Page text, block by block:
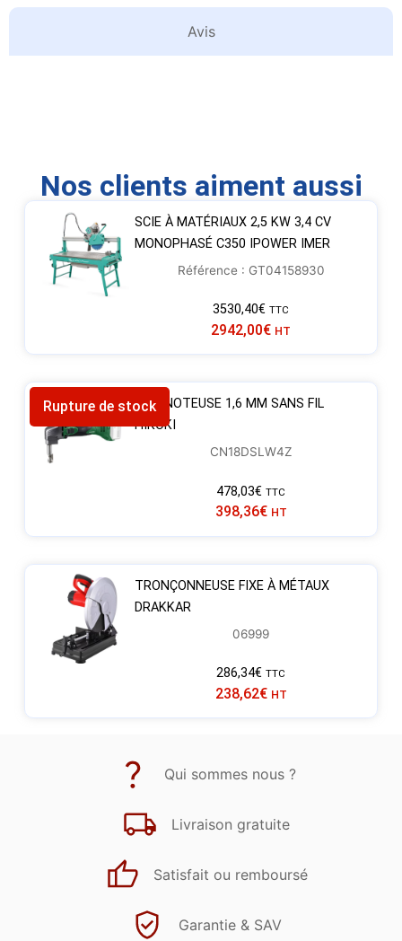
Avis
Nos clients aiment aussi
SCIE À MATÉRIAUX 2,5 KW 3,4 CV
MONOPHASÉ C350 IPOWER IMER
Référence : GT04158930
3530,40€ TTC
2942,00€ HT
Rupture de stockGRIGNOTEUSE 1,6 MM SANS FIL
HIKOKI
CN18DSLW4Z
478,03€ TTC
398,36€ HT
TRONÇONNEUSE FIXE À MÉTAUX
DRAKKAR
06999
286,34€ TTC
238,62€ HT
Qui sommes nous ?
Livraison gratuite
Satisfait ou remboursé
Garantie & SAV